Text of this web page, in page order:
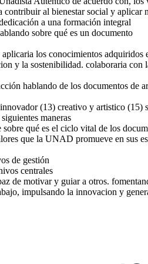
archivos centrales
de
de
decisiones
de
implica
y la
y
contribuir al bienestar social y
a una formación integral
sobre qué es un documento
los conocimientos
y la sostenibilidad. colaboraria
hablando de los documentos de
(13) creativo y artistico
maneras
qué es el ciclo vital de los
que la UNAD promueve en sus
de gestión
centrales
de motivar y guiar a otros.
impulsando la innovacion y